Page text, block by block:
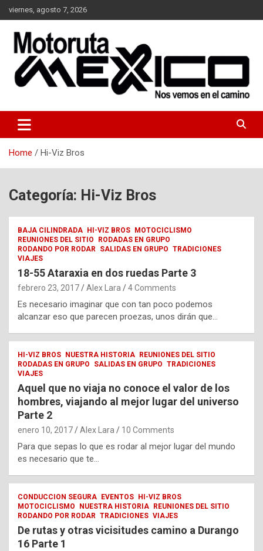
Skip
to
content
viernes, agosto 7, 2026
Moto Ruta Mexico
Home Hi-Viz Bros
Categoría: Hi-Viz Bros
BAJA CILINDRADA HI-VIZ BROS
MOTOCICLISMO
REUNIONES DEL SITIO
RODADAS EN GRUPO
RODANDO POR RODAR SALIDAS EN GRUPO TRADICIONES
VIAJES
18-55 Ataraxia en dos ruedas Parte 3
febrero 23, 2017 Alex Lara 4 Comments
Es necesario imaginar que con tan poco podemos
alcanzar eso que parecen proezas, unos dirán que…
HI-VIZ BROS NUESTRA HISTORIA
REUNIONES DEL SITIO
RODADAS EN GRUPO
SALIDAS EN GRUPO TRADICIONES
VIAJES
Aquel que no viaja no conoce el valor de los
hombres, viajando al mejor lugar del universo
Parte 2
enero 10, 2017 Alex Lara 10 Comments
Para que sepas lo que es rodar al mejor lugar del mundo
es necesario que te…
CONDUCCION SEGURA EVENTOS
HI-VIZ BROS
MOTOCICLISMO
NUESTRA HISTORIA
REUNIONES DEL SITIO
RODANDO POR RODAR TRADICIONES VIAJES
De rutas y otras vicisitudes camino a Durango
16 Parte 1